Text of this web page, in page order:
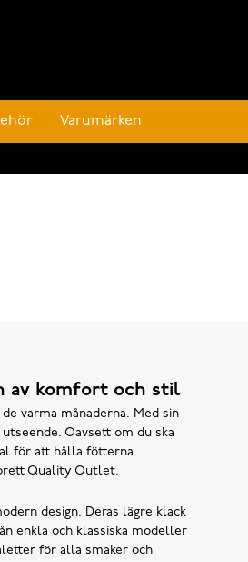
Varumärken
av komfort och stil
varma månaderna. Med sin
Oavsett om du ska
för att hålla fötterna
Quality Outlet.
design. Deras lägre klack
enkla och klassiska modeller
för alla smaker och